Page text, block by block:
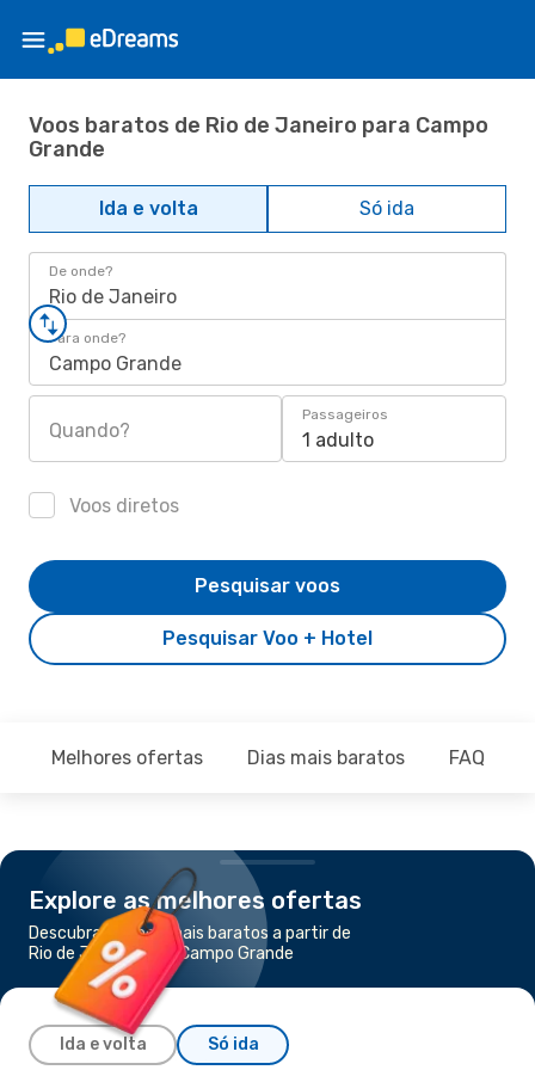
Voos baratos de Rio de Janeiro para Campo
Grande
Ida e volta Só ida
De onde?
Rio de Janeiro
Para onde?
Campo Grande
Quando?
Passageiros
1 adulto
Voos diretos
Pesquisar Voo + Hotel
Pesquisar voos
Melhores ofertas Dias mais baratos FAQ
Explore as melhores ofertas
Descubra os voos mais baratos a partir de
Rio de Janeiro para Campo Grande
Ida e volta Só ida